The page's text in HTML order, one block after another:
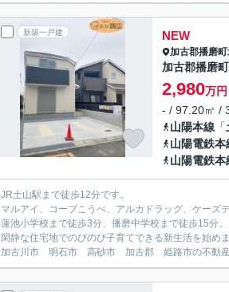
新築一戸建 NEW
加古郡播磨町
加古郡播磨
2,980万円
- / 97.20㎡ /
山陽本線 「
山陽電鉄本
山陽電鉄本
JR土山駅まで徒歩12分です。
マルアイ、コープこうべ、アルカドラッグ、ケーズ
蓮池小学校まで徒歩3分、播磨中学校まで徒歩15分。
閑静な住宅地でのびのび子育てできる新生活を始めま
加古川市 明石市 高砂市 加古郡 姫路市の不動